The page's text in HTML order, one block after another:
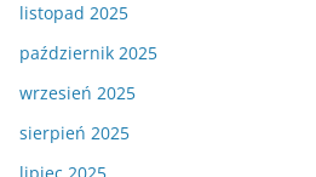
listopad 2025
październik 2025
wrzesień 2025
sierpień 2025